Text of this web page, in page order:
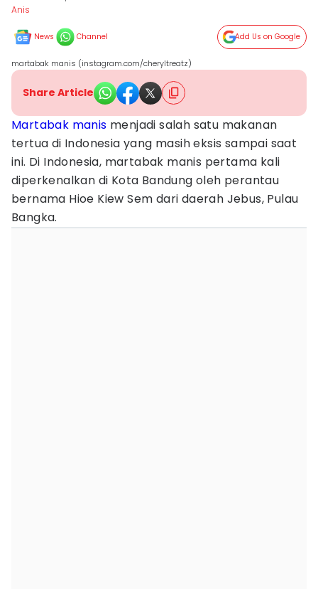
Anis
News Channel Add Us on Google
martabak manis (instagram.com/cheryltreatz)
Share Article
Martabak manis menjadi salah satu makanan
tertua di Indonesia yang masih eksis sampai saat
ini. Di Indonesia, martabak manis pertama kali
diperkenalkan di Kota Bandung oleh perantau
bernama Hioe Kiew Sem dari daerah Jebus, Pulau
Bangka.